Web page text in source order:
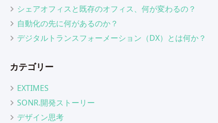
シェアオフィスと既存のオフィス、何が変わるの？
自動化の先に何があるのか？
デジタルトランスフォーメーション（DX）とは何か？
カテゴリー
EXTIMES
SONR.開発ストーリー
デザイン思考